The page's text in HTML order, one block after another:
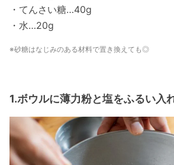
・てんさい糖…40g
・水…20g
※砂糖はなじみのある材料で置き換えても◎
1.ボウルに薄力粉と塩をふるい入